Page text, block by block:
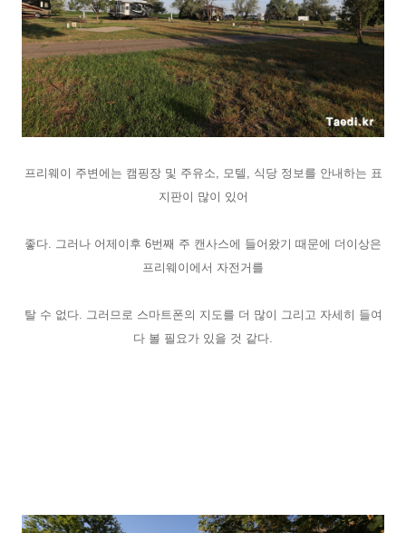
프리웨이 주변에는 캠핑장 및 주유소, 모텔, 식당 정보를 안내하는 표
지판이 많이 있어
좋다. 그러나 어제이후 6번째 주 캔사스에 들어왔기 때문에 더이상은
프리웨이에서 자전거를
탈 수 없다. 그러므로 스마트폰의 지도를 더 많이 그리고 자세히 들여
다 볼 필요가 있을 것 같다.